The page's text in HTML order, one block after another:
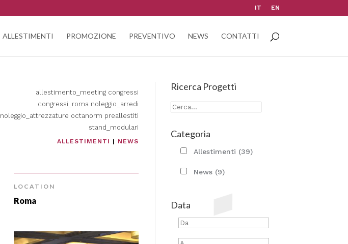
IT EN
ALLESTIMENTI PROMOZIONE PREVENTIVO NEWS CONTATTI
allestimento_meeting congressi
congressi_roma noleggio_arredi
noleggio_attrezzature octanorm preallestiti
stand_modulari
ALLESTIMENTI | NEWS
LOCATION
Roma
Ricerca Progetti
Categoria
Allestimenti (39)
News (9)
Data